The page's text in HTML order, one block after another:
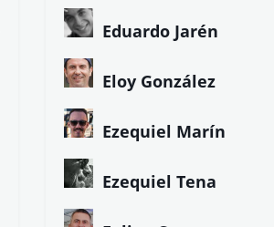
Eduardo Jarén
Eloy González
Ezequiel Marín
Ezequiel Tena